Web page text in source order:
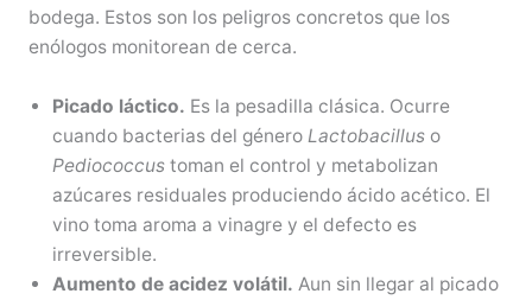
bodega. Estos son los peligros concretos que los
enólogos monitorean de cerca.
Picado láctico. Es la pesadilla clásica. Ocurre
cuando bacterias del género Lactobacilluso
Pediococcustoman el control y metabolizan
azúcares residuales produciendo ácido acético. El
vino toma aroma a vinagre y el defecto es
irreversible.
Aumento de acidez volátil. Aun sin llegar al picado